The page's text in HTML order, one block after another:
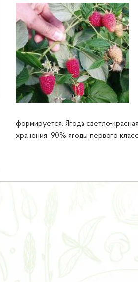
формируется. Ягода светло-
хранения. 90% ягоды первого